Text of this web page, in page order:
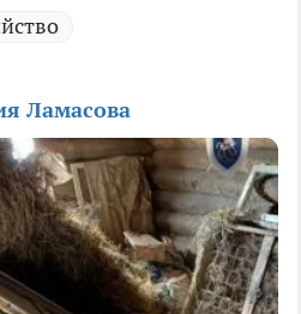
Ламасова